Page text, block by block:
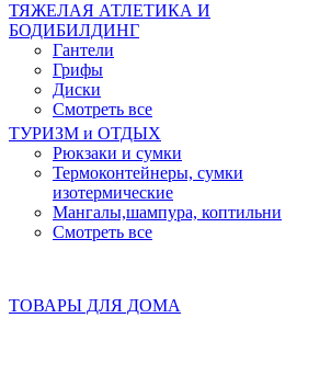
ТЯЖЕЛАЯ АТЛЕТИКА И
БОДИБИЛДИНГ
Гантели
Грифы
Диски
Смотреть все
ТУРИЗМ и ОТДЫХ
Рюкзаки и сумки
Термоконтейнеры, сумки
изотермические
Мангалы,шампура, коптильни
Смотреть все
ТОВАРЫ ДЛЯ ДОМА